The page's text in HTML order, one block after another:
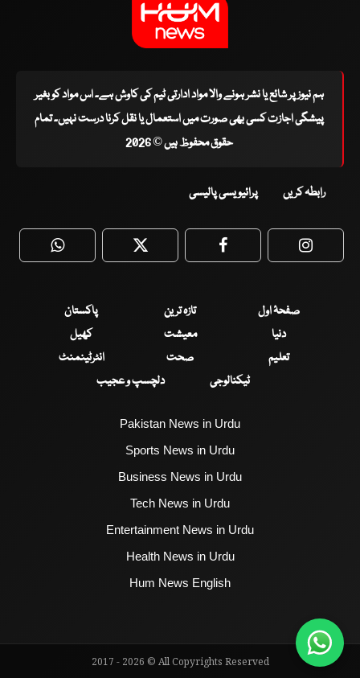
ہم نیوز پر شائع یا نشر ہونے والا مواد ادارتی ٹیم کی کاوش ہے۔ اس مواد کو بغیر
پیشگی اجازت کسی بھی صورت میں استعمال یا نقل کرنا درست نہیں۔ تمام
حقوق محفوظ ہیں © 2026
رابطہ کریں پرائیویسی پالیسی
WhatsApp Twitter Facebook
صفحۂ اول تازہ ترین
پاکستان
دنیا
معیشت
کھیل
تعلیم
صحت
انٹرٹینمنٹ
ٹیکنالوجی
دلچسپ و عجیب
Pakistan News in Urdu
Sports News in Urdu
Business News in Urdu
Tech News in Urdu
Entertainment News in Urdu
Health News in Urdu
Hum News English
2017 - 2026 © All Copyrights Reserved